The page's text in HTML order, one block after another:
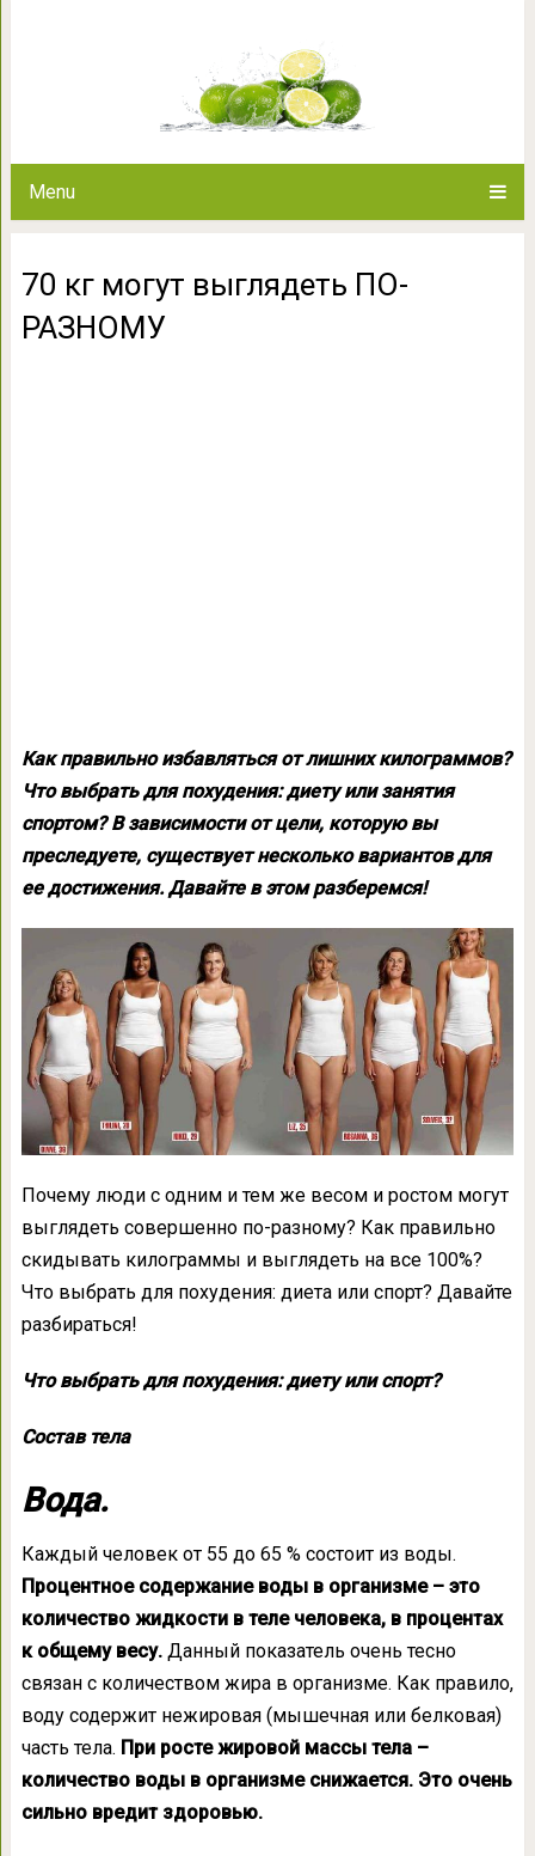
Menu
70 кг могут выглядеть ПО-
РАЗНОМУ
Как правильно избавляться от лишних килограммов?
Что выбрать для похудения: диету или занятия
спортом? В зависимости от цели, которую вы
преследуете, существует несколько вариантов для
ее достижения. Давайте в этом разберемся!
Почему люди с одним и тем же весом и ростом могут
выглядеть совершенно по-разному? Как правильно
скидывать килограммы и выглядеть на все 100%?
Что выбрать для похудения: диета или спорт? Давайте
разбираться!
Что выбрать для похудения: диету или спорт?
Состав тела
Вода.
Каждый человек от 55 до 65 % состоит из воды.
Процентное содержание воды в организме – это
количество жидкости в теле человека, в процентах
к общему весу. Данный показатель очень тесно
связан с количеством жира в организме. Как правило,
воду содержит нежировая (мышечная или белковая)
часть тела. При росте жировой массы тела –
количество воды в организме снижается. Это очень
сильно вредит здоровью.